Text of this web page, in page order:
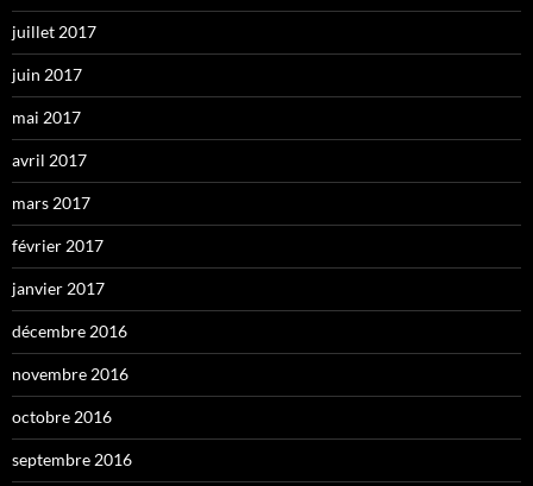
juillet 2017
juin 2017
mai 2017
avril 2017
mars 2017
février 2017
janvier 2017
décembre 2016
novembre 2016
octobre 2016
septembre 2016